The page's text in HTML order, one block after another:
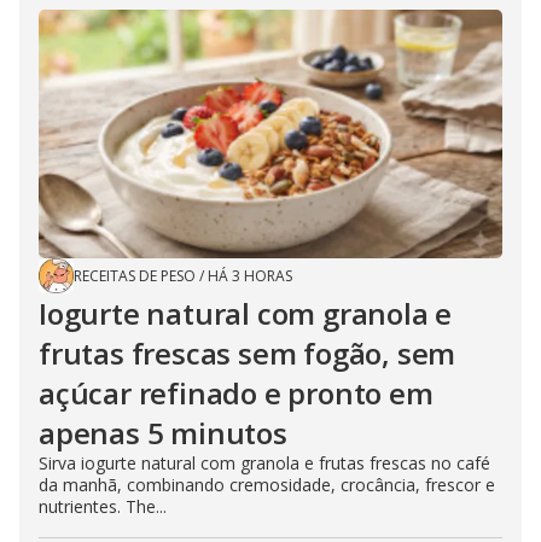
RECEITAS DE PESO / HÁ 3 HORAS
Iogurte natural com granola e
frutas frescas sem fogão, sem
açúcar refinado e pronto em
apenas 5 minutos
Sirva iogurte natural com granola e frutas frescas no café
da manhã, combinando cremosidade, crocância, frescor e
nutrientes. The...